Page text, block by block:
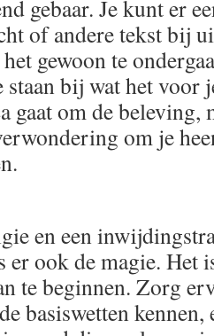
gebaar. Je kunt er
of andere tekst bij
gewoon te
staan bij wat het voor
gaat om de beleving,
om je
en een
er ook de magie. Het
te beginnen. Zorg
basiswetten